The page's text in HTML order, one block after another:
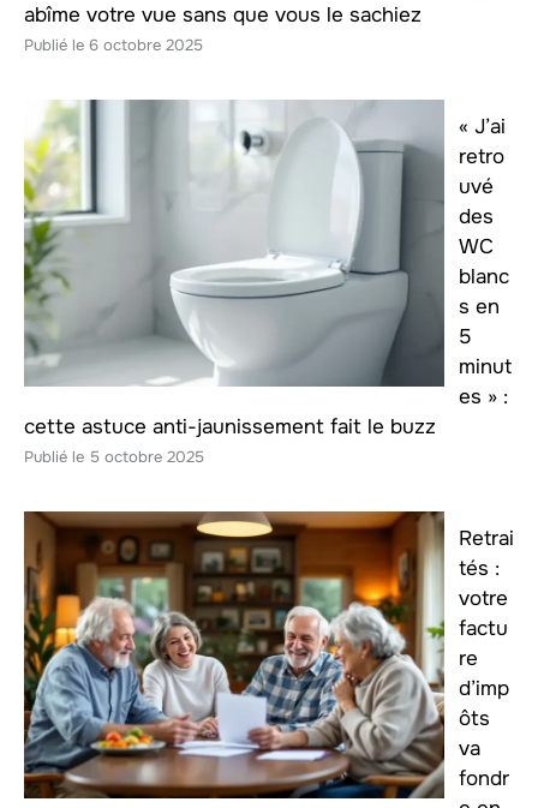
abîme votre vue sans que vous le sachiez
6 octobre 2025
« J’ai
retro
uvé
des
WC
blanc
s en
5
minut
es » :
cette astuce anti-jaunissement fait le buzz
5 octobre 2025
Retrai
tés :
votre
factu
re
d’imp
ôts
va
fondr